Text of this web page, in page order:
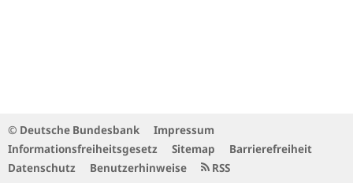
© Deutsche Bundesbank
Impressum
Informationsfreiheitsgesetz
Sitemap
Barrierefreiheit
Datenschutz
Benutzerhinweise RSS